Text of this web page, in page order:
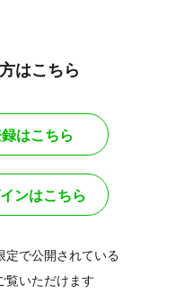
はこちら
はこちら
ンはこちら
定で公開されている
覧いただけます